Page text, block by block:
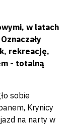
w latach
rekreację,
- totalną
sobie
Krynicy
na narty w